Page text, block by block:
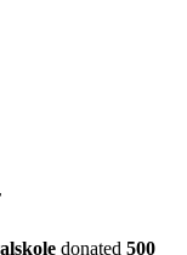
donated 500